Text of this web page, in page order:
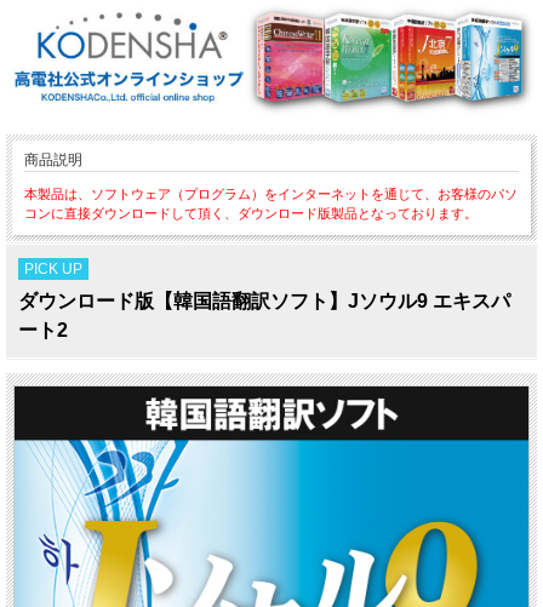
商品説明
本製品は、ソフトウェア（プログラム）をインターネットを通じて、お客様のパソ
コンに直接ダウンロードして頂く、ダウンロード版製品となっております。
PICK UP
ダウンロード版【韓国語翻訳ソフト】Jソウル9 エキスパ
ート2